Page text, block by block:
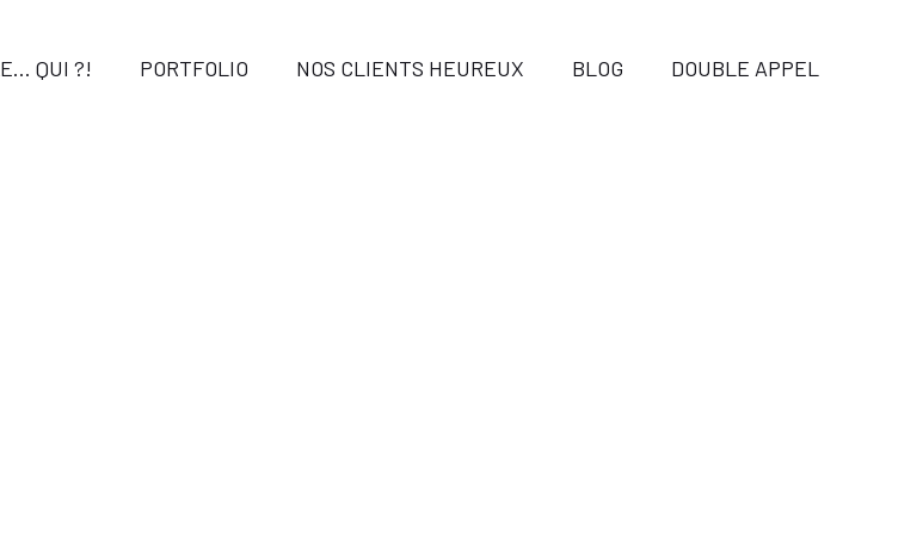
QUI ?! PORTFOLIO NOS CLIENTS HEUREUX BLOG DOUBLE APPEL